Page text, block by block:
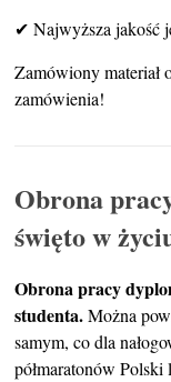
✔ Najwyższa jakość
Zamówiony materiał
zamówienia!
Obrona
święto w
Obrona pracy
studenta.Można
samym, co dla
półmaratonów